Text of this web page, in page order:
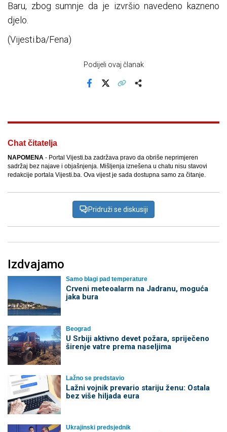
Baru, zbog sumnje da je izvršio navedeno kazneno
djelo.
(Vijesti.ba/Fena)
Podijeli ovaj članak
Chat čitatelja
NAPOMENA - Portal Vijesti.ba zadržava pravo da obriše neprimjeren
sadržaj bez najave i objašnjenja. Mišljenja iznešena u chatu nisu stavovi
redakcije portala Vijesti.ba. Ova vijest je sada dostupna samo za čitanje.
Pridruži se diskusiji
Izdvajamo
Samo blagi pad temperature
Crveni meteoalarm na Jadranu, moguća
jaka bura
Beograd
U Srbiji aktivno devet požara, spriječeno
širenje vatre prema naseljima
Lažno se predstavio
Lažni vojnik prevario stariju ženu: Ostala
bez više hiljada eura
Ukrajinski predsjednik